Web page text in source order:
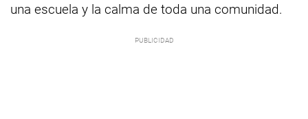
una escuela y la calma de toda una comunidad.